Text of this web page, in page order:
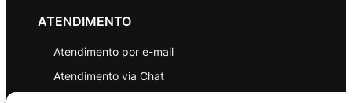
ATENDIMENTO
Atendimento por e-mail
Atendimento via Chat